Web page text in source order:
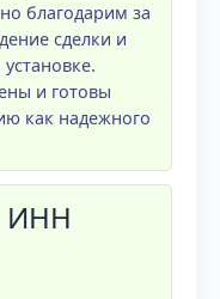
благодарим за
сделки и
и готовы
как надежного
ИНН